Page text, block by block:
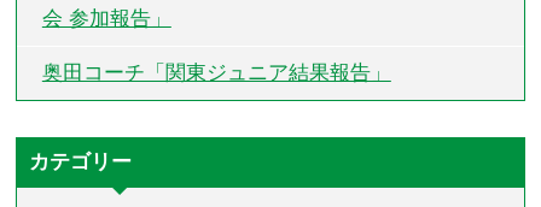
会 参加報告」
奥田コーチ「関東ジュニア結果報告」
カテゴリー